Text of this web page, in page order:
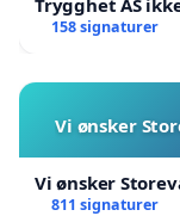
158 signaturer
Vi ønsker
Vi ønsker
811 signaturer